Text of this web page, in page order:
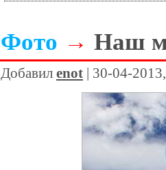
Фото → Наш
Добавил enot | 30-04-